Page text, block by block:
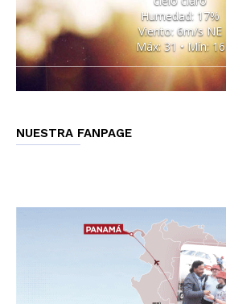
Humedad: 17%
Viento: 6m/s NE
Máx: 31 • Mín: 16
NUESTRA FANPAGE